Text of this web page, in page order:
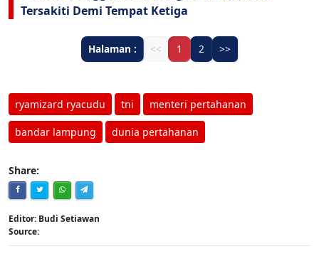
Tersakiti Demi Tempat Ketiga
Halaman : << 1 2 >>
ryamizard ryacudu tni menteri pertahanan
bandar lampung dunia pertahanan
Share:
Editor: Budi Setiawan
Source: